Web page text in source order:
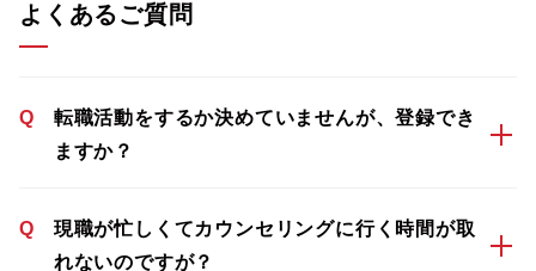
よくあるご質問
Q
転職活動をするか決めていませんが、登録でき
ますか？
Q
現職が忙しくてカウンセリングに行く時間が取
れないのですが？